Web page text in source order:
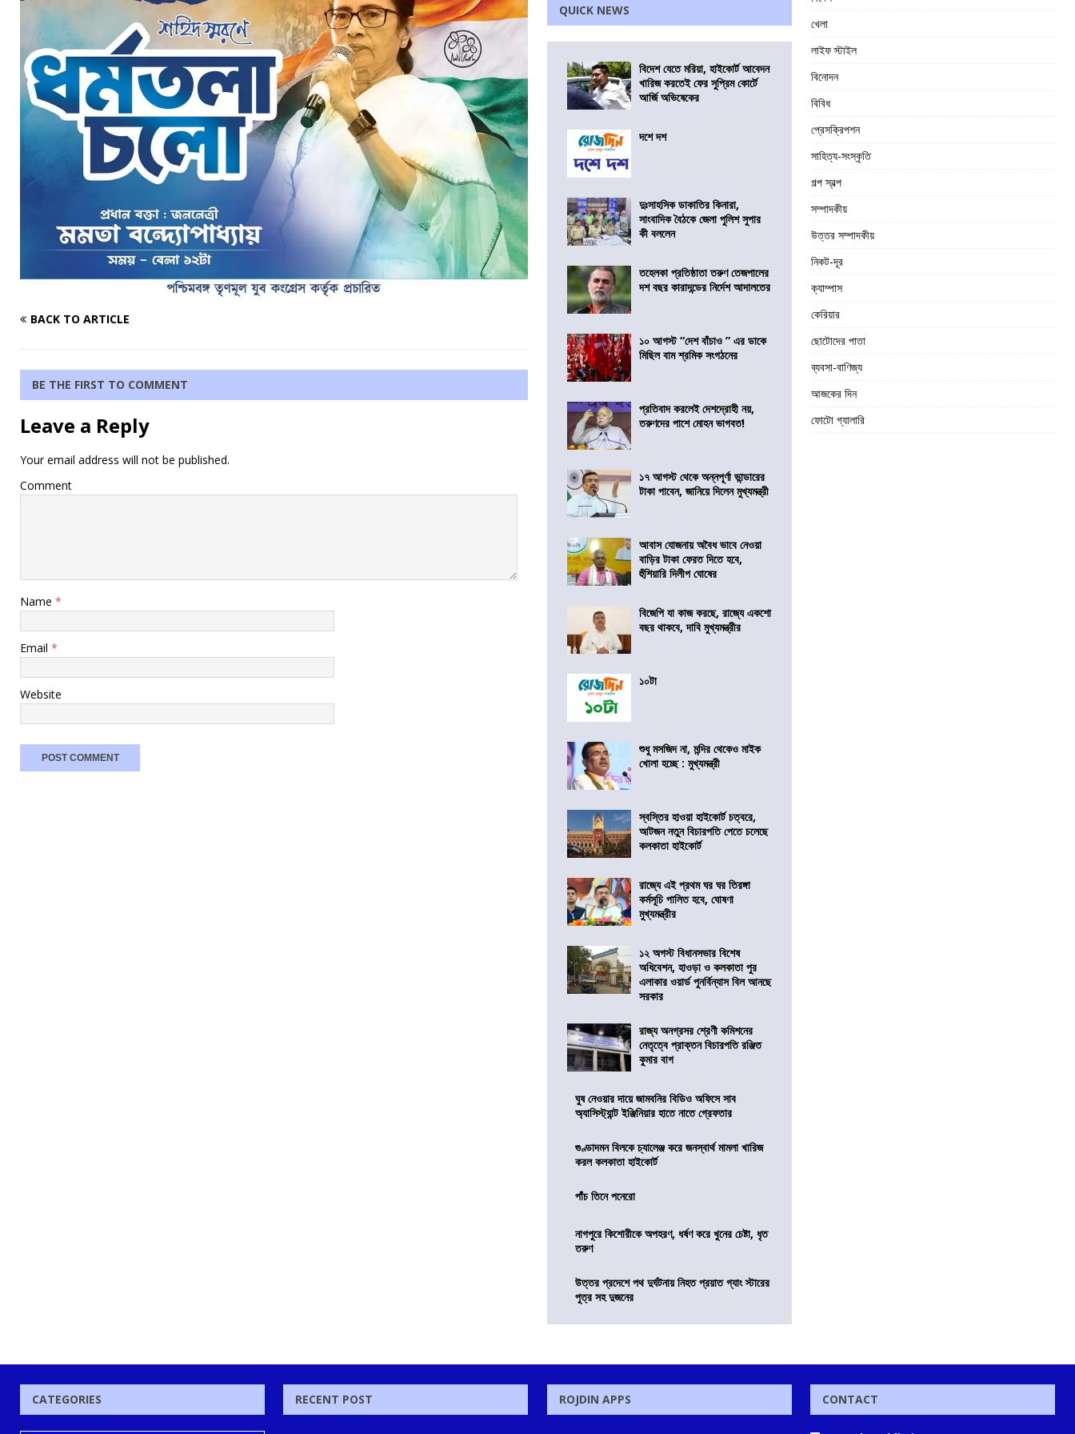
BACK TO ARTICLE
BE THE FIRST TO COMMENT
Leave a Reply
Your email address will not be published.
Comment
Name *
Email *
Website
QUICK NEWS
বিদেশ যেতে মরিয়া, হাইকোর্ট আবেদন
খারিজ করতেই ফের সুপ্রিম কোর্টে
আর্জি অভিষেকের
দশে দশ
দুঃসাহসিক ডাকাতির কিনারা,
সাংবাদিক বৈঠকে জেলা পুলিশ সুপার
কী বললেন
তহেলকা প্রতিষ্ঠাতা তরুণ তেজপালের
দশ বছর কারাদন্ডের নির্দেশ আদালতের
১০ আগস্ট “দেশ বাঁচাও ” এর ডাকে
মিছিল বাম শ্রমিক সংগঠনের
প্রতিবাদ করলেই দেশদ্রোহী নয়,
তরুণদের পাশে মোহন ভাগবত!
১৭ আগস্ট থেকে অন্নপূর্ণা ভান্ডারের
টাকা পাবেন, জানিয়ে দিলেন মুখ্যমন্ত্রী
আবাস যোজনায় অবৈধ ভাবে নেওয়া
বাড়ির টাকা ফেরত দিতে হবে,
হুঁশিয়ারি দিলীপ ঘোষের
বিজেপি যা কাজ করছে, রাজ্যে একশো
বছর থাকবে, দাবি মুখ্যমন্ত্রীর
১০টা
শুধু মসজিদ না, মন্দির থেকেও মাইক
খোলা হচ্ছে : মুখ্যমন্ত্রী
স্বস্তির হাওয়া হাইকোর্ট চত্বরে,
আটজন নতুন বিচারপতি পেতে চলেছে
কলকাতা হাইকোর্ট
রাজ্যে এই প্রথম ঘর ঘর তিরঙ্গা
কর্মসূচি পালিত হবে, ঘোষণা
মুখ্যমন্ত্রীর
১২ অগস্ট বিধানসভার বিশেষ
অধিবেশন, হাওড়া ও কলকাতা পুর
এলাকার ওয়ার্ড পুনর্বিন্যাস বিল আনছে
সরকার
রাজ্য অনগ্রসর শ্রেণী কমিশনের
নেতৃত্বে প্রাক্তন বিচারপতি রঞ্জিত
কুমার বাগ
ঘুষ নেওয়ার দায়ে জামবনির বিডিও অফিসে সাব
অ্যাসিস্ট্যান্ট ইঞ্জিনিয়ার হাতে নাতে গ্রেফতার
গুণ্ডাদমন বিলকে চ্যালেঞ্জ করে জনস্বার্থ মামলা খারিজ
করল কলকাতা হাইকোর্ট
পাঁচ তিনে পনেরো
নাগপুরে কিশোরীকে অপহরণ, ধর্ষণ করে খুনের চেষ্টা, ধৃত
তরুণ
উত্তর প্রদেশে পথ দুর্ঘটনায় নিহত প্রয়াত গ্যাং স্টারের
পুত্র সহ দুজনের
খেলা
লাইফ স্টাইল
বিনোদন
বিবিধ
প্রেসক্রিপশন
সাহিত্য-সংস্কৃতি
গল্প স্বল্প
সম্পাদকীয়
উত্তর সম্পাদকীয়
নিকট-দূর
ক্যাম্পাস
কেরিয়ার
ছোটোদের পাতা
ব্যবসা-বাণিজ্য
আজকের দিন
ফোটো গ্যালারি
CATEGORIES RECENT POST ROJDIN APPS CONTACT